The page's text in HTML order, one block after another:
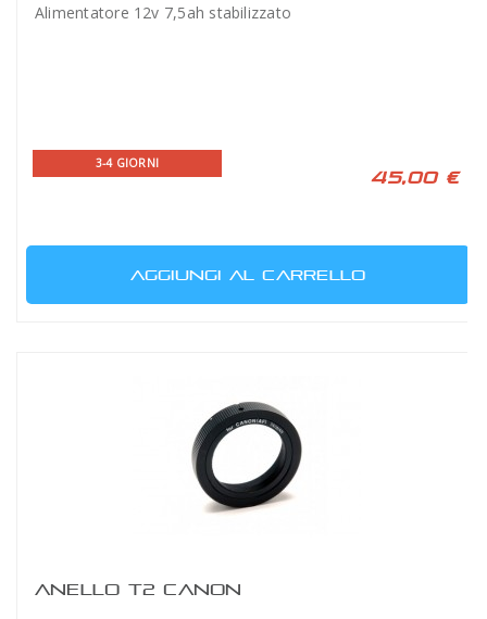
Alimentatore 12v 7,5ah stabilizzato
3-4 GIORNI
45,00 €
AGGIUNGI AL CARRELLO
ANELLO T2 CANON